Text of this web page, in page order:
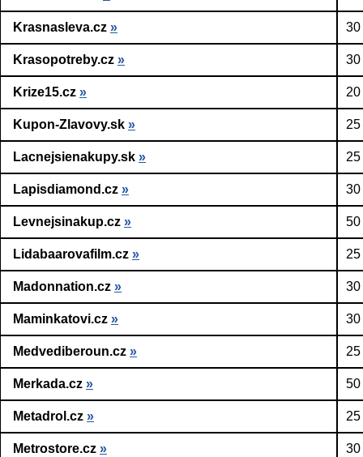
Krasnasleva.cz » 30
Krasopotreby.cz » 30
Krize15.cz »
Kupon-Zlavovy.sk »
Lacnejsienakupy.sk »
Lapisdiamond.cz » 30
Levnejsinakup.cz » 50
Lidabaarovafilm.cz »
Madonnation.cz » 30
Maminkatovi.cz » 30
Medvediberoun.cz »
Merkada.cz » 50
Metadrol.cz »
Metrostore.cz » 30